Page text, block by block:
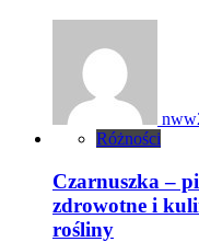
Różności
Czarnuszka –
zdrowotne i
rośliny